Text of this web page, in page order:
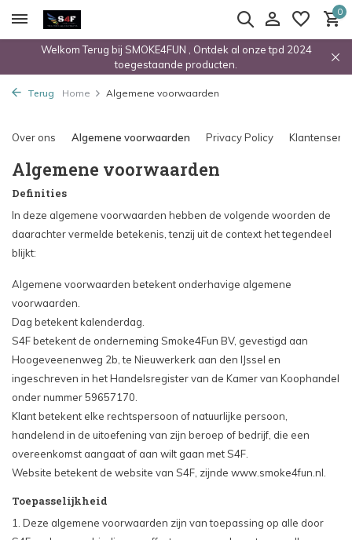
0
Welkom Terug bij SMOKE4FUN , Ontdek al onze tpd 2024
toegestaande producten.
Terug Home Algemene voorwaarden
Over ons Algemene voorwaarden Privacy Policy
Algemene voorwaarden
Definities
In deze algemene voorwaarden hebben de volgende woorden de
daarachter vermelde betekenis, tenzij uit de context het tegendeel
blijkt:
Algemene voorwaarden betekent onderhavige algemene
voorwaarden.
Dag betekent kalenderdag.
S4F betekent de onderneming Smoke4Fun BV, gevestigd aan
Hoogeveenenweg 2b, te Nieuwerkerk aan den IJssel en
ingeschreven in het Handelsregister van de Kamer van Koophandel
onder nummer 59657170.
Klant betekent elke rechtspersoon of natuurlijke persoon,
handelend in de uitoefening van zijn beroep of bedrijf, die een
overeenkomst aangaat of aan wilt gaan met S4F.
Website betekent de website van S4F, zijnde www.smoke4fun.nl.
Toepasselijkheid
1. Deze algemene voorwaarden zijn van toepassing op alle door